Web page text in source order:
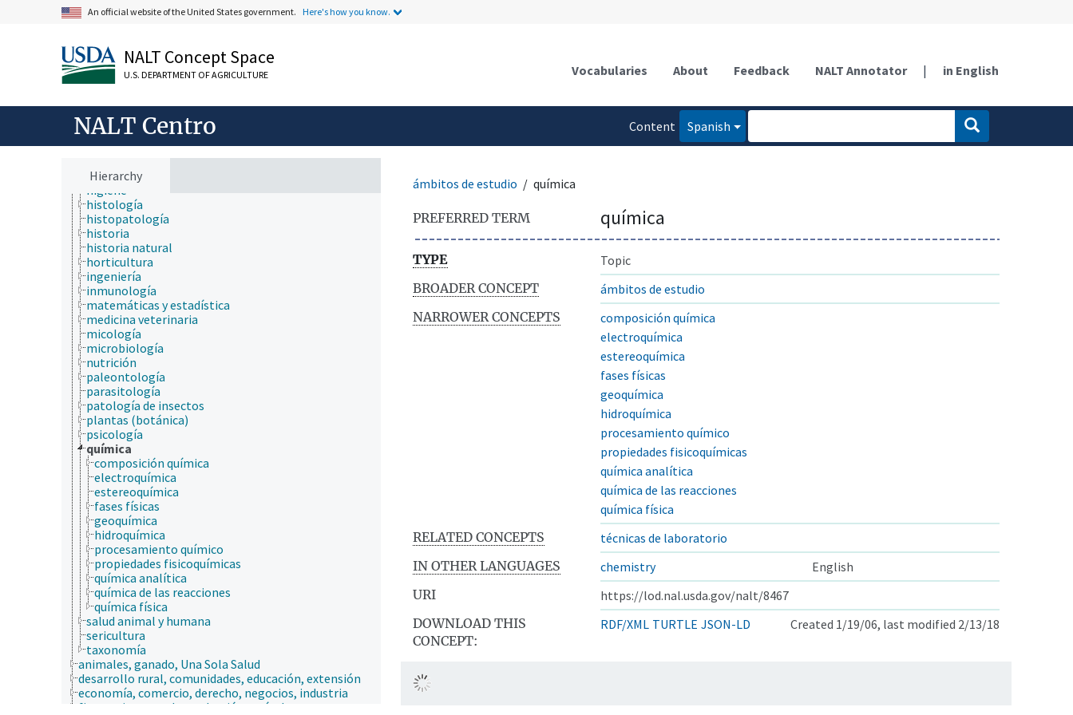
An official website of the United States government. Here's how you know.
NALT Concept Space
U.S. DEPARTMENT OF AGRICULTURE Vocabularies About Feedback NALT Annotator | in English
NALT Centro
Content
Spanish
Hierarchy
educación
endocrinología
epidemiología
etiología
física
fisiología
fisiopatología
genética
geografía
hidrología
higiene
histología
histopatología
historia
historia natural
horticultura
ingeniería
inmunología
matemáticas y estadística
medicina veterinaria
micología
microbiología
nutrición
paleontología
parasitología
patología de insectos
plantas (botánica)
psicología
química
composición química
electroquímica
estereoquímica
fases físicas
geoquímica
hidroquímica
procesamiento químico
propiedades fisicoquímicas
química analítica
química de las reacciones
química física
salud animal y humana
sericultura
taxonomía
animales, ganado, Una Sola Salud
desarrollo rural, comunidades, educación, extensión
economía, comercio, derecho, negocios, industria
fincas, sistemas de producción agrícola
ámbitos de estudio química
PREFERRED TERM química
TYPE
Topic
BROADER CONCEPT
ámbitos de estudio
NARROWER CONCEPTS
composición química
electroquímica
estereoquímica
fases físicas
geoquímica
hidroquímica
procesamiento químico
propiedades fisicoquímicas
química analítica
química de las reacciones
química física
RELATED CONCEPTS
técnicas de laboratorio
IN OTHER LANGUAGES
chemistry
English
URI
https://lod.nal.usda.gov/nalt/8467
DOWNLOAD THIS
CONCEPT:
RDF/XML TURTLE JSON-LD Created 1/19/06, last modified 2/13/18